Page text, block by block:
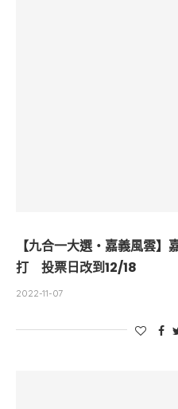
【九合一大選・嘉義風雲
打 投票日改到12/18
2022-11-07